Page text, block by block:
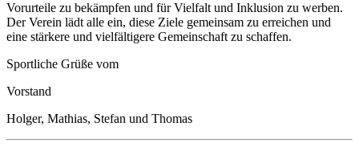
Vorurteile zu bekämpfen und für Vielfalt und Inklusion zu werben.
Der Verein lädt alle ein, diese Ziele gemeinsam zu erreichen und
eine stärkere und vielfältigere Gemeinschaft zu schaffen.
Sportliche Grüße vom
Vorstand
Holger, Mathias, Stefan und Thomas